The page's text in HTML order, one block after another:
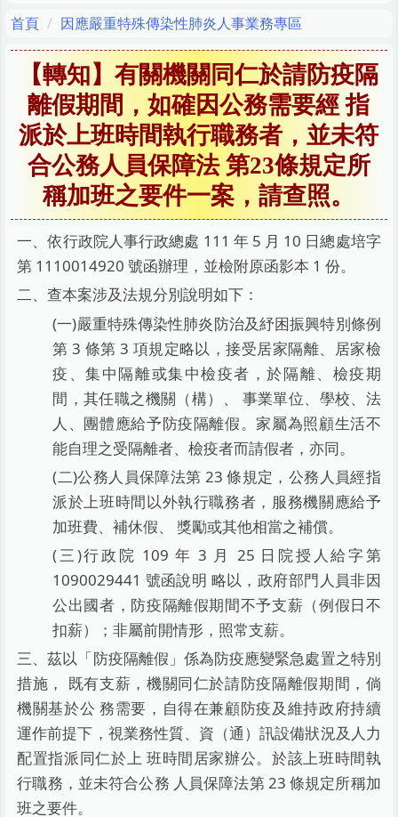
校申評會專區
首頁 因應嚴重特殊傳染性肺炎人事業務專區
【轉知】有關機關同仁於請防疫隔
離假期間，如確因公務需要經 指
派於上班時間執行職務者，並未符
合公務人員保障法 第23條規定所
稱加班之要件一案，請查照。
一、依行政院人事行政總處 111 年 5 月 10 日總處培字
第 1110014920 號函辦理，並檢附原函影本 1 份。
二、查本案涉及法規分別說明如下：
(一)嚴重特殊傳染性肺炎防治及紓困振興特別條例
第 3 條第 3 項規定略以，接受居家隔離、居家檢
疫、集中隔離或集中檢疫者，於隔離、檢疫期
間，其任職之機關（構）、 事業單位、學校、法
人、團體應給予防疫隔離假。家屬為照顧生活不
能自理之受隔離者、檢疫者而請假者，亦同。
(二)公務人員保障法第 23 條規定，公務人員經指
派於上班時間以外執行職務者，服務機關應給予
加班費、補休假、 獎勵或其他相當之補償。
(三)行政院 109 年 3 月 25 日院授人給字第
1090029441 號函說明 略以，政府部門人員非因
公出國者，防疫隔離假期間不予支薪（例假日不
扣薪）；非屬前開情形，照常支薪。
三、茲以「防疫隔離假」係為防疫應變緊急處置之特別
措施， 既有支薪，機關同仁於請防疫隔離假期間，倘
機關基於公 務需要，自得在兼顧防疫及維持政府持續
運作前提下，視業務性質、資（通）訊設備狀況及人力
配置指派同仁於上 班時間居家辦公。於該上班時間執
行職務，並未符合公務 人員保障法第 23 條規定所稱加
班之要件。